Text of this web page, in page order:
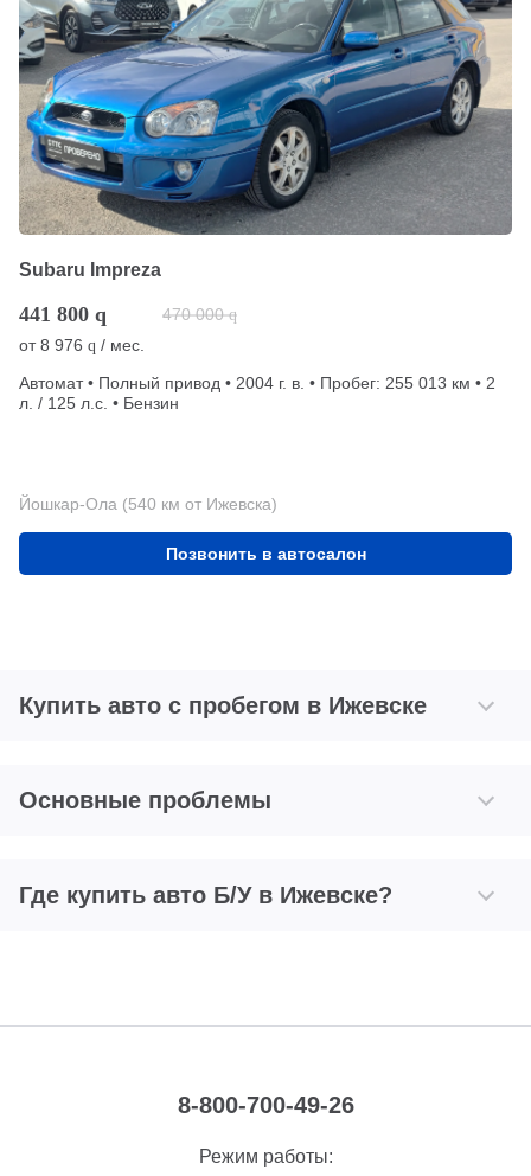
Subaru Impreza
441 800 q 470 000 q
от8 976 q / мес.
Автомат • Полный привод • 2004 г. в. • Пробег: 255 013 км • 2
л. / 125 л.с. • Бензин
Йошкар-Ола (540 км от Ижевска)
Позвонить в автосалон
Купить авто с пробегом в Ижевске
Основные проблемы
Где купить авто Б/У в Ижевске?
8-800-700-49-26
Режим работы: